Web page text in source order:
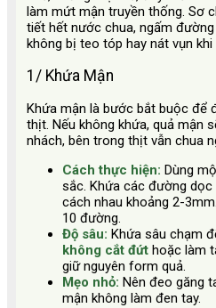
làm mứt mận truyền thống. Sơ
tiết hết nước chua, ngấm
không bị teo tóp hay nát vụn
1/ Khứa Mận
Khứa mận là bước bắt buộc để
thịt. Nếu không khứa, quả mận
nhách, bên trong thịt vẫn chua
Cách thực hiện: Dùng
sắc. Khứa các đường
cách nhau khoảng 2-
10 đường.
Độ sâu: Khứa sâu chạm
không cắt đứt hoặc làm
giữ nguyên form quả.
Mẹo nhỏ: Nên đeo găng
mận không làm đen tay.